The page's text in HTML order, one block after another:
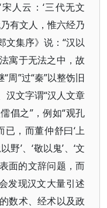
人云：‘三代无文
有文人，惟六经乃
集序》说：“汉以
寓于无法之中，故
”过“秦”以整饬旧
汉文字谓“汉人文章
倡之”，例如“观孔
已，而董仲舒曰‘上
野’、‘敬以鬼’、‘文
面的文辞问题，而
发现汉文大量引述
数术、经术以及政